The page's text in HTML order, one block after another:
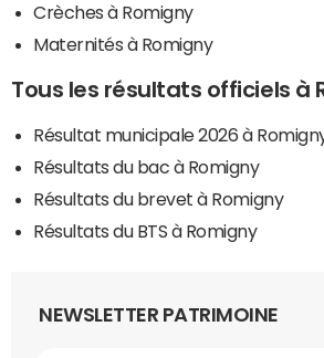
Crèches à Romigny
Maternités à Romigny
Tous les résultats officiels à
Résultat municipale 2026 à
Résultats du bac à Romigny
Résultats du brevet à Romigny
Résultats du BTS à Romigny
NEWSLETTER PATRIMOINE